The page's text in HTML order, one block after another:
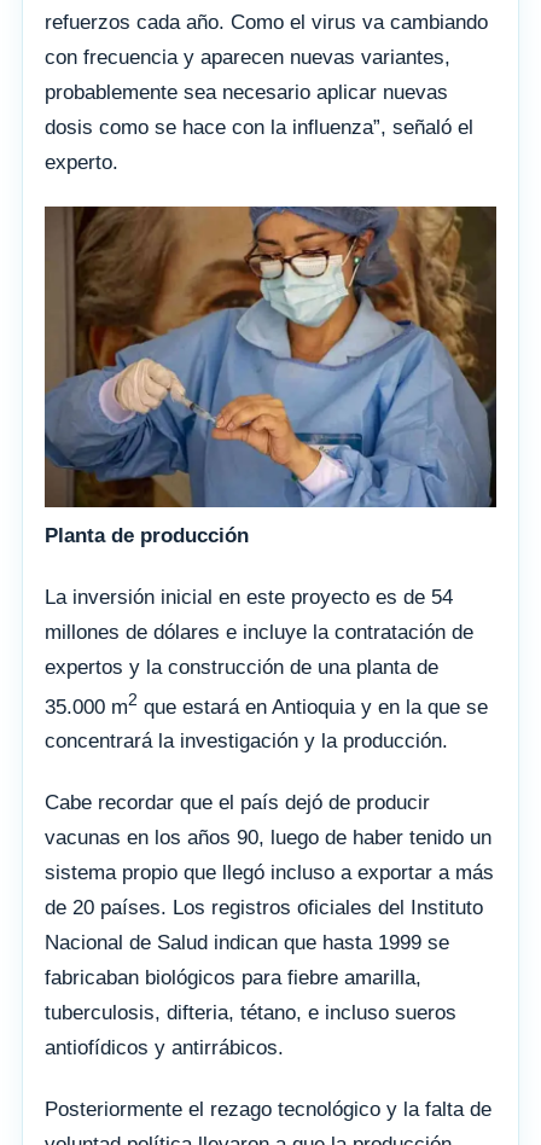
refuerzos cada año. Como el virus va cambiando
con frecuencia y aparecen nuevas variantes,
probablemente sea necesario aplicar nuevas
dosis como se hace con la influenza”, señaló el
experto.
Planta de producción
La inversión inicial en este proyecto es de 54
millones de dólares e incluye la contratación de
expertos y la construcción de una planta de
35.000 m2 que estará en Antioquia y en la que se
concentrará la investigación y la producción.
Cabe recordar que el país dejó de producir
vacunas en los años 90, luego de haber tenido un
sistema propio que llegó incluso a exportar a más
de 20 países. Los registros oficiales del Instituto
Nacional de Salud indican que hasta 1999 se
fabricaban biológicos para fiebre amarilla,
tuberculosis, difteria, tétano, e incluso sueros
antiofídicos y antirrábicos.
Posteriormente el rezago tecnológico y la falta de